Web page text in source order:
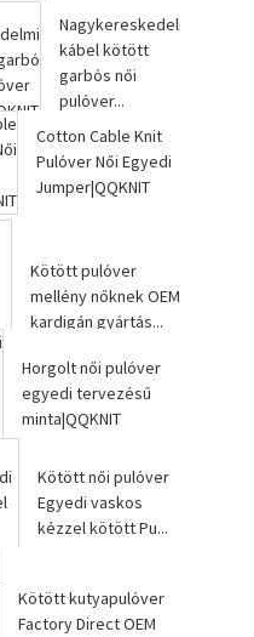
Nagykereskedelmi
kábel kötött
garbós női
pulóver...
Cotton Cable Knit
Pulóver Női Egyedi
Jumper|QQKNIT
Kötött pulóver
mellény nőknek OEM
kardigán gyártás...
Horgolt női pulóver
egyedi tervezésű
minta|QQKNIT
Kötött női pulóver
Egyedi vaskos
kézzel kötött Pu...
Kötött kutyapulóver
Factory Direct OEM